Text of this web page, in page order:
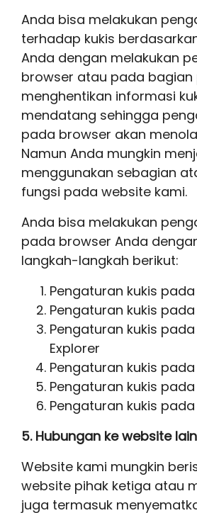
Anda bisa melakukan
terhadap kukis
Anda dengan melakukan
browser atau pada bagian
menghentikan informasi
mendatang sehingga
pada browser akan
Namun Anda mungkin
menggunakan sebagian
fungsi pada website kami.
Anda bisa melakukan
pada browser Anda
langkah-langkah berikut:
Pengaturan kukis pada
Pengaturan kukis pada
Pengaturan kukis pada
Explorer
Pengaturan kukis pada
Pengaturan kukis pada
Pengaturan kukis pada
5. Hubungan ke website lain
Website kami mungkin
website pihak ketiga atau
juga termasuk